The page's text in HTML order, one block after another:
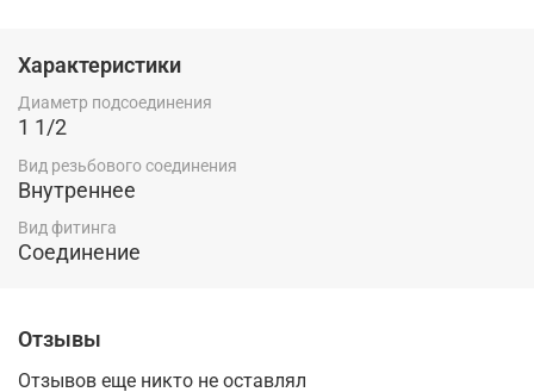
Характеристики
Диаметр подсоединения
1 1/2
Вид резьбового соединения
Внутреннее
Вид фитинга
Соединение
Отзывы
Отзывов еще никто не оставлял